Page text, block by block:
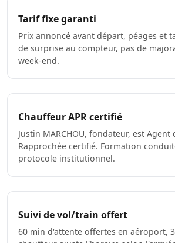
Tarif fixe garanti
Prix annoncé avant départ, péages et
de surprise au compteur, pas de
week-end.
Chauffeur APR certifié
Justin MARCHOU, fondateur, est
Rapprochée certifié. Formation
protocole institutionnel.
Suivi de vol/train offert
60 min d'attente offertes en aéroport,